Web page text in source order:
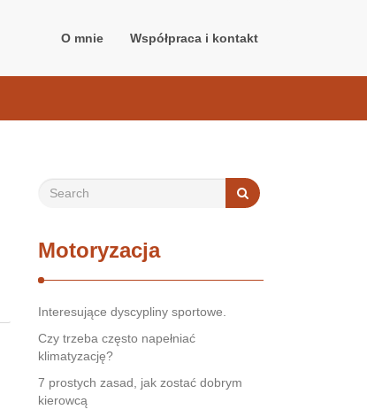
O mnie Współpraca i kontakt
Motoryzacja
Interesujące dyscypliny sportowe.
Czy trzeba często napełniać
klimatyzację?
7 prostych zasad, jak zostać dobrym
kierowcą